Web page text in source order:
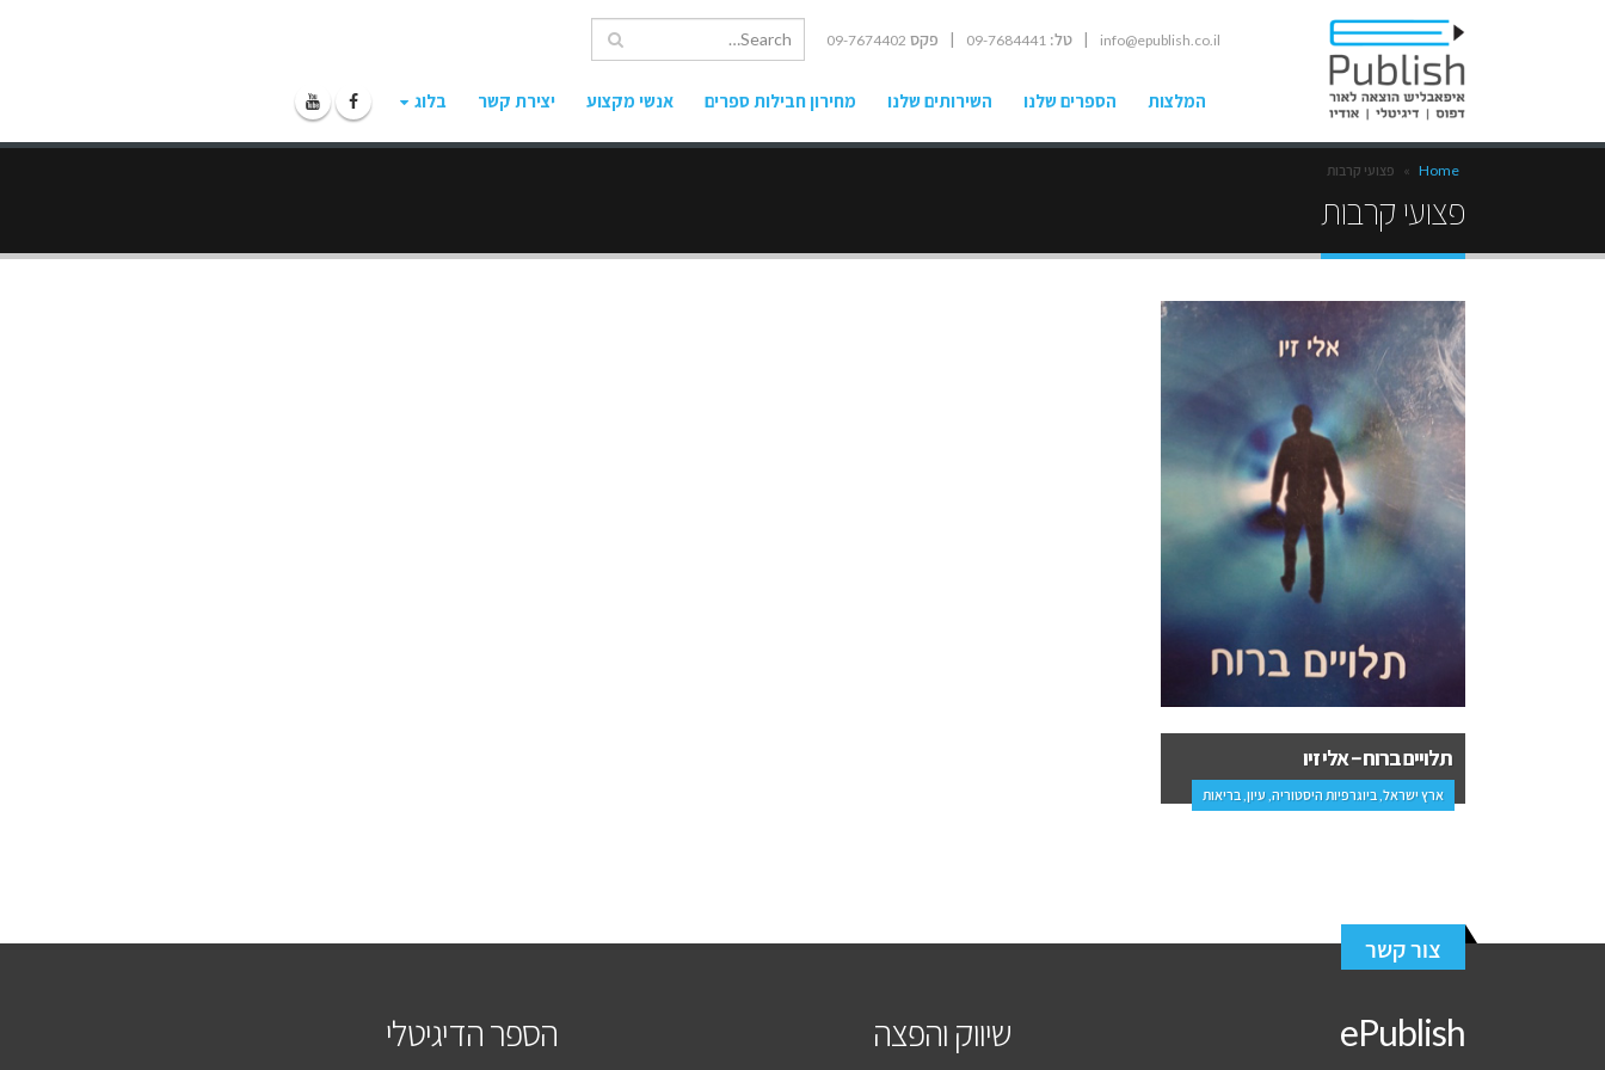
info@epublish.co.il | טל: 09-7684441 | פקס 09-7674402
המלצות הספרים שלנו השירותים שלנו מחירון חבילות ספרים אנשי מקצוע יצירת קשר בלוג
Home
» פצועי קרבות
פצועי קרבות
תלויים ברוח – אלי זיו
ארץ ישראל, ביוגרפיות היסטוריה, עיון, בריאות
צור קשר
ePublish שיווק והפצה הספר הדיגיטלי